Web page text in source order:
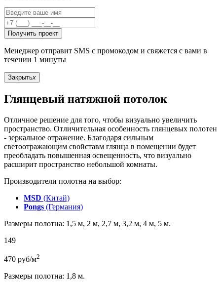
Получить проект
Менеджер отправит SMS с промокодом и свяжется с вами в
течении 1 минуты
Закрытьx
Глянцевый натяжной потолок
Отличное решение для того, чтобы визуально увеличить
пространство. Отличительная особенность глянцевых полотен
- зеркальное отражение. Благодаря сильным
светоотражающим свойставм глянца в помещении будет
преобладать повышенная освещенность, что визуально
расширит пространство небольшой комнаты.
Производители полотна на выбор:
MSD (Китай)
Pongs (Германия)
Размеры полотна: 1,5 м, 2 м, 2,7 м, 3,2 м, 4 м, 5 м.
149
470 руб/м2
Размеры полотна: 1,8 м.